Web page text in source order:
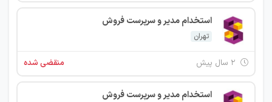
استخدام مدیر و سرپرست فروش
تهران
منقضی شده
استخدام مدیر و سرپرست فروش